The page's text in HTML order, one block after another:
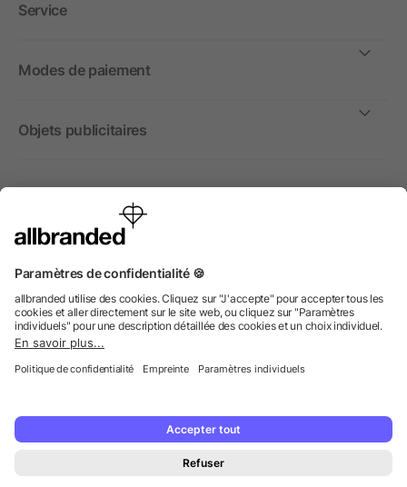
Service
Modes de paiement
Objets publicitaires
International
Nous commercialisons nos objets publicitaires et articles
non aux personnes privées.